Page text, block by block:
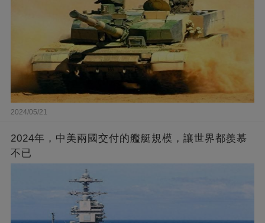
2024/05/21
2024年，中美兩國交付的艦艇規模，讓世界都羨慕
不已